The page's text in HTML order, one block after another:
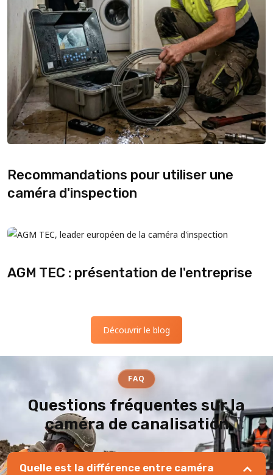
Recommandations pour utiliser une
caméra d'inspection
AGM TEC : présentation de l'entreprise
Découvrir le blog
FAQ
Questions fréquentes sur la
caméra de canalisation
Quelle est la différence entre caméra